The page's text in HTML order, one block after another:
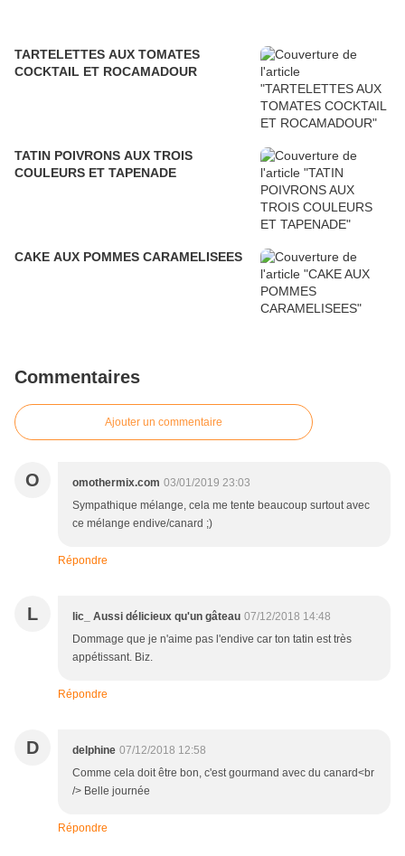
TARTELETTES AUX TOMATES
COCKTAIL ET ROCAMADOUR
TATIN POIVRONS AUX TROIS
COULEURS ET TAPENADE
CAKE AUX POMMES CARAMELISEES
Commentaires
Ajouter un commentaire
O omothermix.com 03/01/2019 23:03
Sympathique mélange, cela me tente beaucoup surtout avec
ce mélange endive/canard ;)
Répondre
L lic_ Aussi délicieux qu'un gâteau 07/12/2018 14:48
Dommage que je n'aime pas l'endive car ton tatin est très
appétissant. Biz.
Répondre
D delphine 07/12/2018 12:58
Comme cela doit être bon, c'est gourmand avec du canard<br
/> Belle journée
Répondre